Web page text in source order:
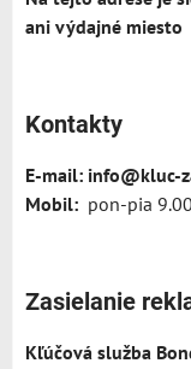
ani výdajné miesto
Kontakty
E-mail: info@kluc-
Mobil: pon-pia
Zasielanie
Kľúčová služba